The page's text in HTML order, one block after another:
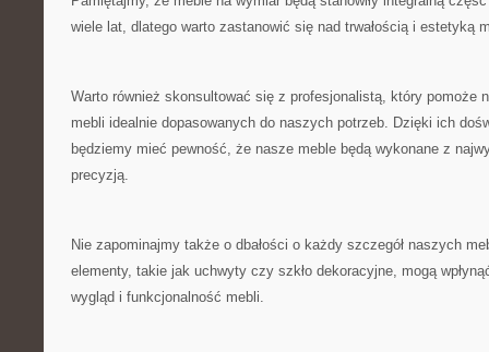
wiele lat, dlatego warto zastanowić się nad trwałością i estetyką
Warto również skonsultować się z ​profesjonalistą, który pomoże
mebli idealnie dopasowanych do naszych potrzeb. Dzięki ich
będziemy⁤ mieć ⁢pewność, ⁢że nasze meble będą wykonane z
precyzją.
Nie zapominajmy także o dbałości o każdy szczegół naszych
elementy,‌ takie jak uchwyty czy szkło⁢ dekoracyjne, mogą
wygląd i funkcjonalność mebli.